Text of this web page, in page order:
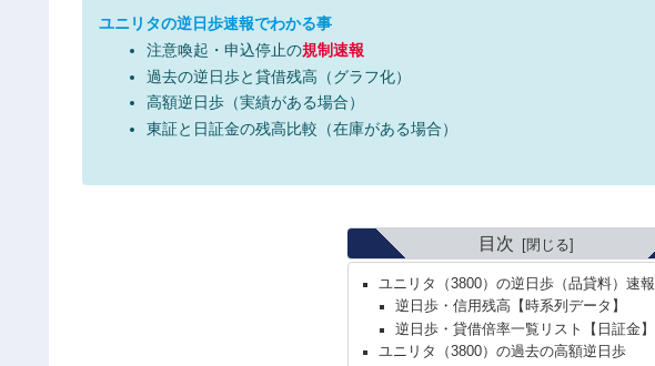
ユニリタの逆日歩速報でわかる事
注意喚起・申込停止の規制速報
過去の逆日歩と貸借残高（グラフ化）
高額逆日歩（実績がある場合）
東証と日証金の残高比較（在庫がある場合）
目次
ユニリタ（3800）の逆日歩（品貸料）速報
逆日歩・信用残高【時系列データ】
逆日歩・貸借倍率一覧リスト【日証金】
ユニリタ（3800）の過去の高額逆日歩